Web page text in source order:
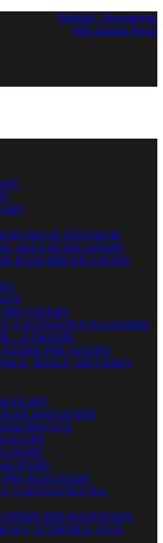
Prihlásiť / Registrovať
Môj zoznam želaní
NÁSTROJE
AKUSTICKÉ GITARY
ELEKTRICKÉ GITARY
GITARY
A SÚČIASTKY NA GITARY
– NÁRADIE
PRE GITARY
ŠKOLY, SPEVNÍKY,
BASGITARY
BASGITARY
A SÚČIASTKY NA
PRE BASGITARY
UČEBNICE, DVD